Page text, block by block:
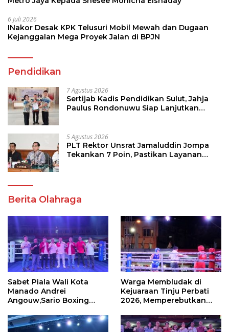
6 Juli 2026
INakor Desak KPK Telusuri Mobil Mewah dan Dugaan
Kejanggalan Mega Proyek Jalan di BPJN
Pendidikan
7 Agustus 2026
Sertijab Kadis Pendidikan Sulut, Jahja
Paulus Rondonuwu Siap Lanjutkan
5 Agustus 2026
PLT Rektor Unsrat Jamaluddin Jompa
Tekankan 7 Poin, Pastikan Layanan
Berita Olahraga
Sabet Piala Wali Kota
Manado Andrei
Angouw,Sario Boxing
Perbati 2026
Warga Membludak di
Kejuaraan Tinju Perbati
2026, Memperebutkan